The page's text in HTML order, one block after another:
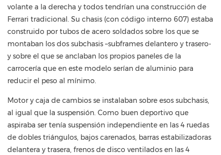
volante a la derecha y todos tendrían una construcción de
Ferrari tradicional. Su chasis (con código interno 607) estaba
construido por tubos de acero soldados sobre los que se
montaban los dos subchasis –subframes delantero y trasero-
y sobre el que se anclaban los propios paneles de la
carrocería que en este modelo serían de aluminio para
reducir el peso al mínimo.
Motor y caja de cambios se instalaban sobre esos subchasis,
al igual que la suspensión. Como buen deportivo que
aspiraba ser tenía suspensión independiente en las 4 ruedas
de dobles triángulos, bajos carenados, barras estabilizadoras
delantera y trasera, frenos de disco ventilados en las 4